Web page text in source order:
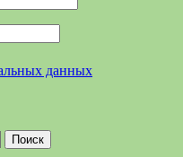
данных
Поиск